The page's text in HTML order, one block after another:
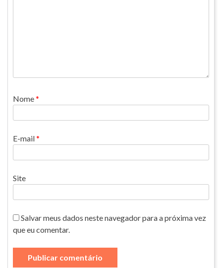
Nome*
E-mail*
Site
Salvar meus dados neste navegador para a próxima vez
que eu comentar.